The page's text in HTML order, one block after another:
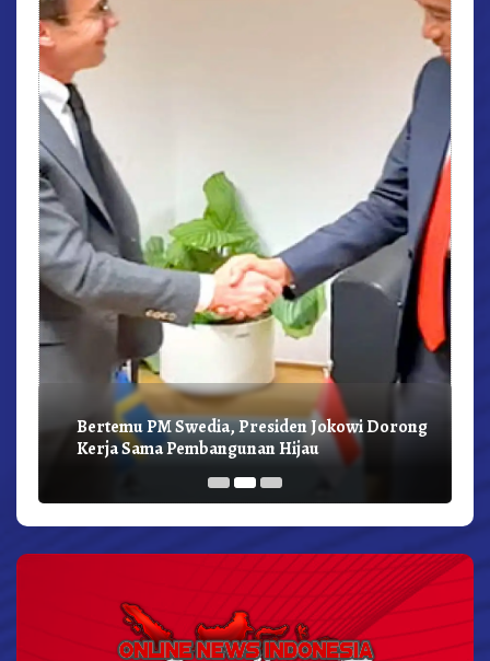
Bertemu PM Swedia, Presiden Jokowi Dorong
Kerja Sama Pembangunan Hijau